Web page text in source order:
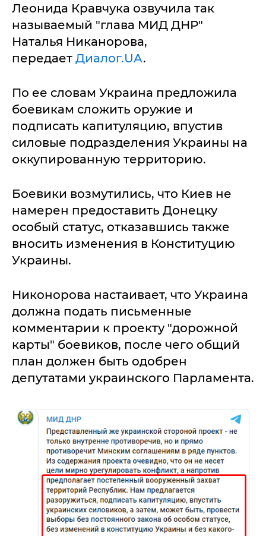
Леонида Кравчука озвучила так
называемый "глава МИД ДНР"
Наталья Никанорова,
передает Диалог.UA.
По ее словам Украина предложила
боевикам сложить оружие и
подписать капитуляцию, впустив
силовые подразделения Украины на
оккупированную территорию.
Боевики возмутились, что Киев не
намерен предоставить Донецку
особый статус, отказавшись также
вносить изменения в Конституцию
Украины.
Никонорова настаивает, что Украина
должна подать письменные
комментарии к проекту "дорожной
карты" боевиков, после чего общий
план должен быть одобрен
депутатами украинского Парламента.